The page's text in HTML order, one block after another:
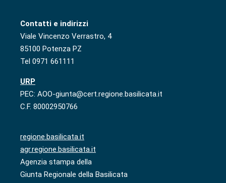
Contatti e indirizzi
Viale Vincenzo Verrastro, 4
85100 Potenza PZ
Tel 0971 661111
URP
PEC: AOO-giunta@cert.regione.basilicata.it
C.F. 80002950766
regione.basilicata.it
agr.regione.basilicata.it
Agenzia stampa della
Giunta Regionale della Basilicata